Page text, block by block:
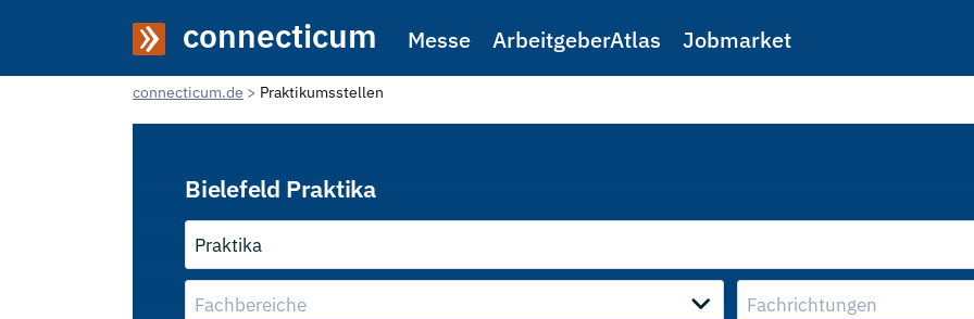
connecticum Messe ArbeitgeberAtlas Jobmarket
connecticum.de Praktikumsstellen
Bielefeld Praktika
Praktika
Fachbereiche Fachrichtungen